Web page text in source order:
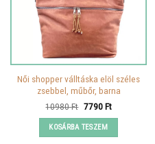
Női shopper válltáska elöl széles
zsebbel, műbőr, barna
10980Ft Original
was:
10980 Ft.
7790FtCurrent
KOSÁRBA TESZEM